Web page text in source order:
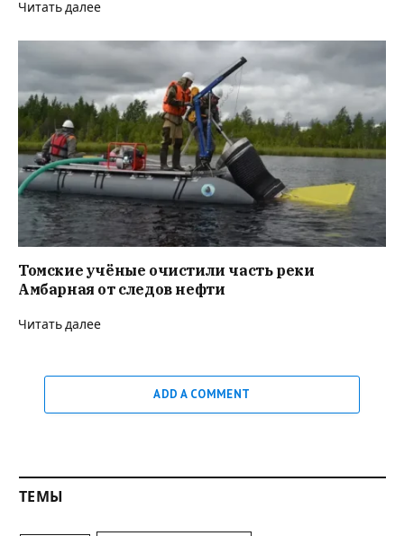
Читать далее
Томские учёные очистили часть реки
Амбарная от следов нефти
Читать далее
ADD A COMMENT
ТЕМЫ